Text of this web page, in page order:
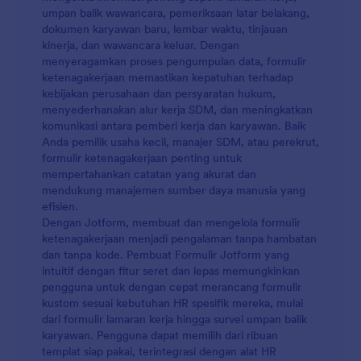
dan widget untuk mengatur mengatur pengiriman
agar tanggapan terkirim ke akun lain yang Anda
andalkan.
umpan balik wawancara, pemeriksaan latar belakang,
dokumen karyawan baru, lembar waktu, tinjauan
kinerja, dan wawancara keluar. Dengan
menyeragamkan proses pengumpulan data, formulir
ketenagakerjaan memastikan kepatuhan terhadap
kebijakan perusahaan dan persyaratan hukum,
menyederhanakan alur kerja SDM, dan meningkatkan
komunikasi antara pemberi kerja dan karyawan. Baik
Anda pemilik usaha kecil, manajer SDM, atau perekrut,
formulir ketenagakerjaan penting untuk
mempertahankan catatan yang akurat dan
mendukung manajemen sumber daya manusia yang
efisien.
Dengan Jotform, membuat dan mengelola formulir
ketenagakerjaan menjadi pengalaman tanpa hambatan
dan tanpa kode. Pembuat Formulir Jotform yang
intuitif dengan fitur seret dan lepas memungkinkan
pengguna untuk dengan cepat merancang formulir
kustom sesuai kebutuhan HR spesifik mereka, mulai
dari formulir lamaran kerja hingga survei umpan balik
karyawan. Pengguna dapat memilih dari ribuan
templat siap pakai, terintegrasi dengan alat HR